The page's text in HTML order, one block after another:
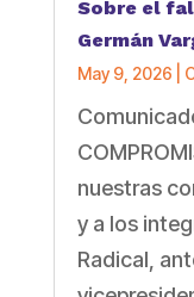
Sobre el
Germán
May 9, 2026
nuestras
y a los
Radical,